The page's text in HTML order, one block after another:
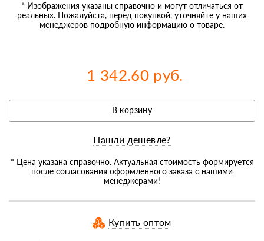
* Изображения указаны справочно и могут отличаться от
реальных. Пожалуйста, перед покупкой, уточняйте у наших
менеджеров подробную информацию о товаре.
1 342.60 руб.
В корзину
Нашли дешевле?
* Цена указана справочно. Актуальная стоимость формируется
после согласования оформленного заказа с нашими
менеджерами!
Купить оптом